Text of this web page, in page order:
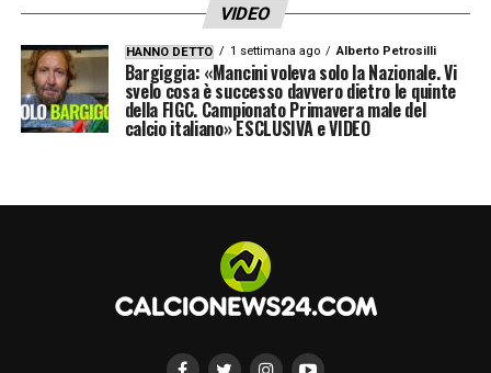
VIDEO
HANNO DETTO 1 settimana ago Alberto Petrosilli
Bargiggia: «Mancini voleva solo la Nazionale. Vi
svelo cosa è successo davvero dietro le quinte
della FIGC. Campionato Primavera male del
calcio italiano» ESCLUSIVA e VIDEO